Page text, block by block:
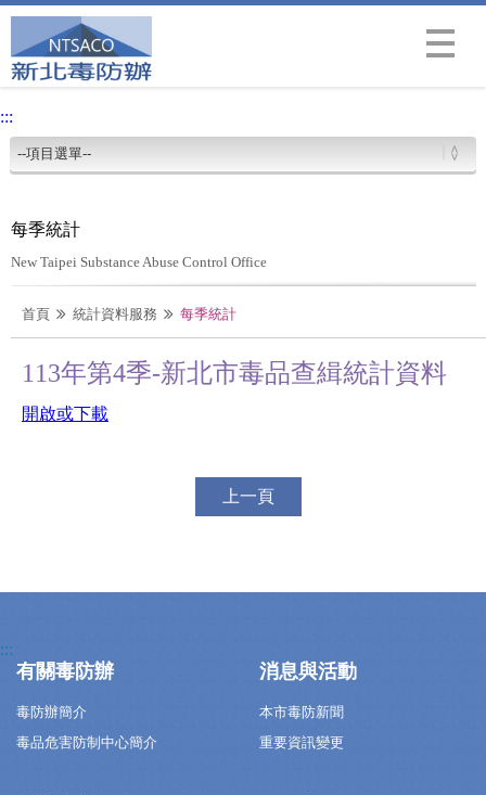
Menu
:::
每季統計
New Taipei Substance Abuse Control Office
首頁 統計資料服務 每季統計
113年第4季-新北市毒品查緝統計資料
開啟或下載
上一頁
:::
有關毒防辦
毒防辦簡介
毒品危害防制中心簡介
消息與活動
本市毒防新聞
重要資訊變更